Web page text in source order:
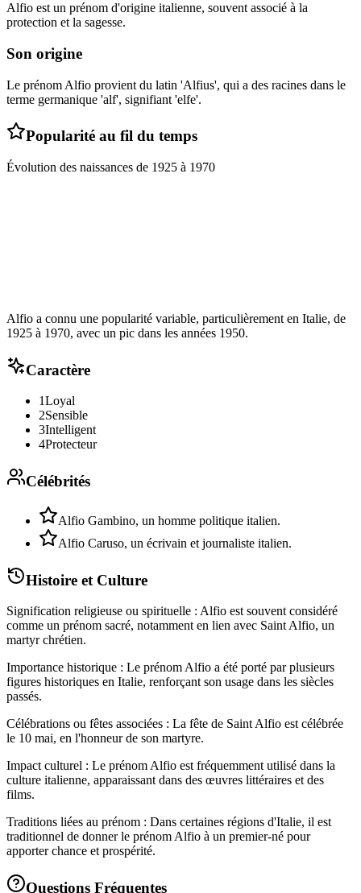
Alfio est un prénom d'origine italienne, souvent associé à la
protection et la sagesse.
Son origine
Le prénom Alfio provient du latin 'Alfius', qui a des racines dans le
terme germanique 'alf', signifiant 'elfe'.
Popularité au fil du temps
Évolution des naissances de 1925 à 1970
Alfio a connu une popularité variable, particulièrement en Italie, de
1925 à 1970, avec un pic dans les années 1950.
Caractère
1Loyal
2Sensible
3Intelligent
4Protecteur
Célébrités
Alfio Gambino, un homme politique italien.
Alfio Caruso, un écrivain et journaliste italien.
Histoire et Culture
Signification religieuse ou spirituelle : Alfio est souvent considéré
comme un prénom sacré, notamment en lien avec Saint Alfio, un
martyr chrétien.
Importance historique : Le prénom Alfio a été porté par plusieurs
figures historiques en Italie, renforçant son usage dans les siècles
passés.
Célébrations ou fêtes associées : La fête de Saint Alfio est célébrée
le 10 mai, en l'honneur de son martyre.
Impact culturel : Le prénom Alfio est fréquemment utilisé dans la
culture italienne, apparaissant dans des œuvres littéraires et des
films.
Traditions liées au prénom : Dans certaines régions d'Italie, il est
traditionnel de donner le prénom Alfio à un premier-né pour
apporter chance et prospérité.
Questions Fréquentes